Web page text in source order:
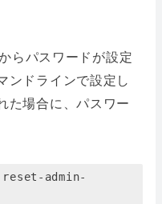
らパスワードが設定
ンドラインで設定し
た場合に、パスワー
admin-